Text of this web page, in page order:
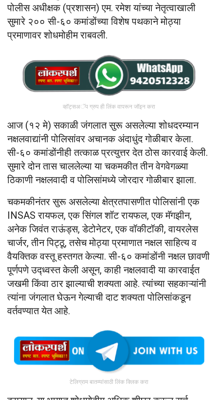
पोलीस अधीक्षक (प्रशासन) एम. रमेश यांच्या नेतृत्वाखाली
सुमारे २०० सी-६० कमांडोंच्या विशेष पथकाने मोठ्या
प्रमाणावर शोधमोहीम राबवली.
व्हॉट्सअॅप ग्रुप ही लिंक वापरून जॉइन करा
आज (१२ मे) सकाळी जंगलात सुरू असलेल्या शोधदरम्यान
नक्षलवाद्यांनी पोलिसांवर अचानक अंदाधुंद गोळीबार केला.
सी-६० कमांडोंनीही तत्काळ प्रत्युत्तर देत ठोस कारवाई केली.
सुमारे दोन तास चाललेल्या या चकमकीत तीन वेगवेगळ्या
ठिकाणी नक्षलवादी व पोलिसांमध्ये जोरदार गोळीबार झाला.
चकमकीनंतर सुरू असलेल्या क्षेत्रतपासणीत पोलिसांनी एक
INSAS रायफल, एक सिंगल शॉट रायफल, एक मॅगझीन,
अनेक जिवंत राऊंड्स, डेटोनेटर, एक वॉकीटॉकी, वायरलेस
चार्जर, तीन पिट्ठू, तसेच मोठ्या प्रमाणात नक्षल साहित्य व
वैयक्तिक वस्तू हस्तगत केल्या. सी-६० कमांडोंनी नक्षल छावणी
पूर्णपणे उद्ध्वस्त केली असून, काही नक्षलवादी या कारवाईत
जखमी किंवा ठार झाल्याची शक्यता आहे. त्यांच्या सहकाऱ्यांनी
त्यांना जंगलात घेऊन गेल्याची दाट शक्यता पोलिसांकडून
वर्तवण्यात येत आहे.
टेलिग्राम बातम्यांसाठी लिंक क्लिक करा